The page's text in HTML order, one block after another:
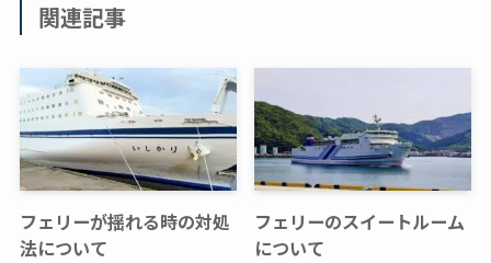
関連記事
フェリーが揺れる時の対処
法について
フェリーのスイートルーム
について